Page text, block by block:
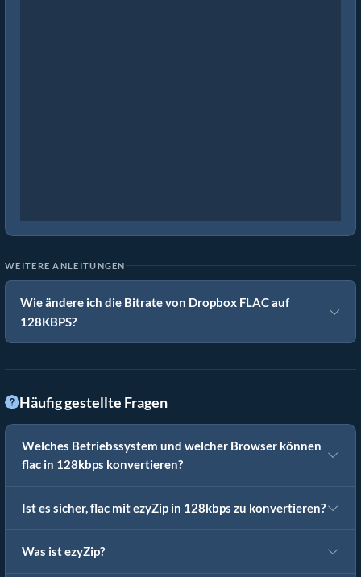
WEITERE ANLEITUNGEN
Wie ändere ich die Bitrate von Dropbox FLAC auf
128KBPS?
Häufig gestellte Fragen
Welches Betriebssystem und welcher Browser können
flac in 128kbps konvertieren?
Ist es sicher, flac mit ezyZip in 128kbps zu konvertieren?
Was ist ezyZip?